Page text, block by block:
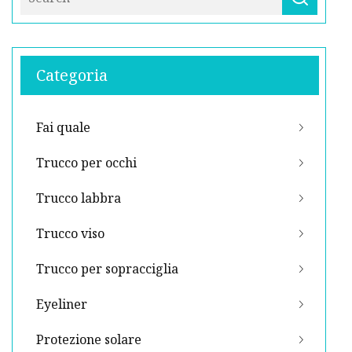
Categoria
Fai quale
Trucco per occhi
Trucco labbra
Trucco viso
Trucco per sopracciglia
Eyeliner
Protezione solare